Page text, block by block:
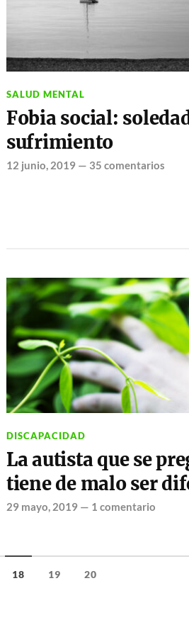
SALUD MENTAL
Fobia social:
sufrimiento
12 junio, 2019— 35 comentarios
DISCAPACIDAD
La autista que se
tiene de malo ser
29 mayo, 2019— 1 comentario
18 19 20